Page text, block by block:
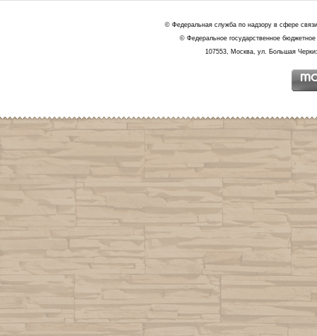
© Федеральная служба по надзору в сфере
© Федеральное государственное
107553, Москва, ул. Большая